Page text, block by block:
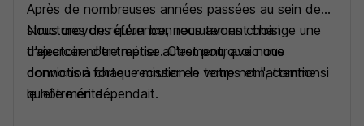
Après de nombreuses années passées au sein de
structures de référence, nous avons choisi
d'exercer notre métier autrement, avec une
conviction forte : recruter en votre nom, comme si
le nôtre en dépendait.
Nous croyons qu'un bon recrutement change une
trajectoire d'entreprise. C'est pourquoi nous
donnons à chaque mission le temps et l'attention
qu'elle mérite.